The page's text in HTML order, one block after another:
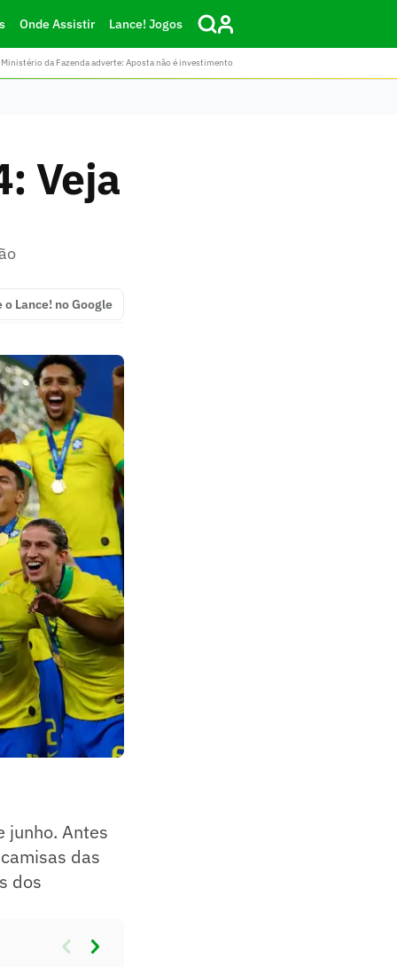
Onde Assistir Lance! Jogos
da Fazenda adverte: Aposta não é investimento
Veja
o Lance! no Google
junho. Antes
das
dos